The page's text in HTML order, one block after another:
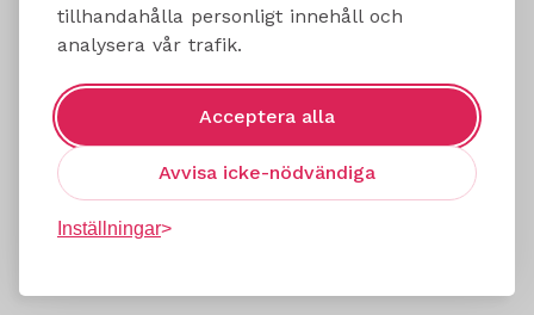
tillhandahålla personligt innehåll och
analysera vår trafik.
Acceptera alla
Avvisa icke-nödvändiga
Inställningar